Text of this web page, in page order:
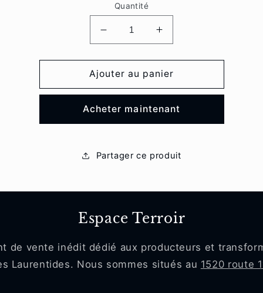
Quantité
Réduire
la
quantité
de
Chandelle
pilier
strié
Augmenter
la
quantité
de
Chandelle
pilier
strié
Ajouter au panier
Acheter maintenant
Partager ce produit
Espace Terroir
de vente inédit dédié aux producteurs et
Laurentides. Nous sommes situés au 1520 route